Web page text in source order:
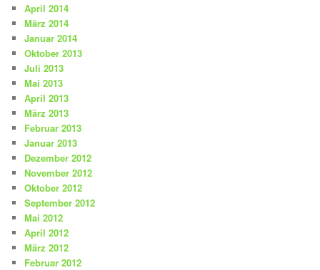
April 2014
März 2014
Januar 2014
Oktober 2013
Juli 2013
Mai 2013
April 2013
März 2013
Februar 2013
Januar 2013
Dezember 2012
November 2012
Oktober 2012
September 2012
Mai 2012
April 2012
März 2012
Februar 2012